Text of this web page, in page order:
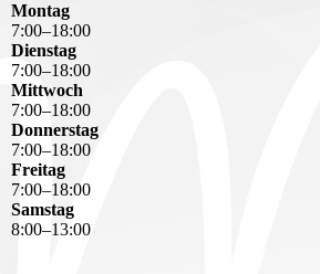
Montag
7:00–18:00
Dienstag
7:00–18:00
Mittwoch
7:00–18:00
Donnerstag
7:00–18:00
Freitag
7:00–18:00
Samstag
8:00–13:00